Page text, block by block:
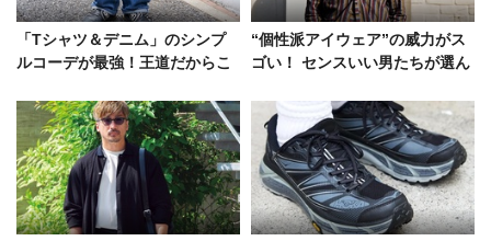
「Tシャツ＆デニム」のシンプ
ルコーデが最強！王道だからこ
“個性派アイウェア”の威力がス
ゴい！ センスいい男たちが選ん